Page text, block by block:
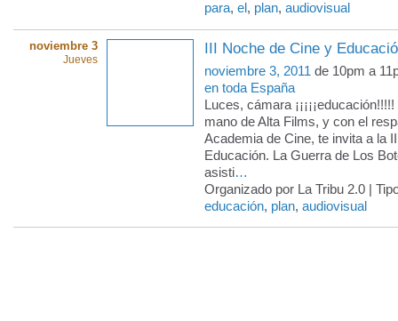
para, el, plan, audiovisual
noviembre 3
Jueves
III Noche de Cine y
noviembre 3, 2011 de 10pm a
en toda España
Luces, cámara
mano de Alta Films, y con el
Academia de Cine, te invita a la
Educación. La Guerra de Los
asisti…
Organizado por La Tribu 2.0 |
educación, plan, audiovisual